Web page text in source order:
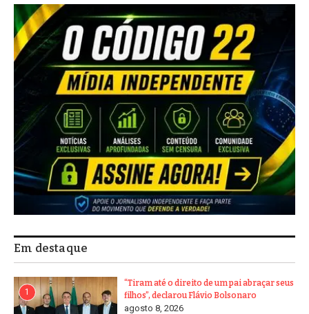
Em destaque
1
“Tiram até o direito de um pai abraçar seus
filhos”, declarou Flávio Bolsonaro
agosto 8, 2026